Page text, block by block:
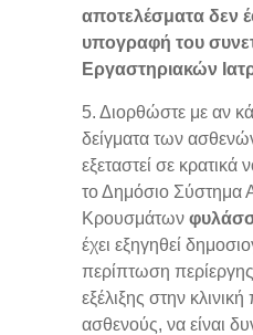
αποτελέσματα δεν
υπογραφή του
Εργαστηριακών
5. Διορθώστε με αν
δείγματα των
εξεταστεί σε
το Δημόσιο Σύστημα
Κρουσμάτων
έχει εξηγηθεί
περίπτωση
εξέλιξης στην
ασθενούς, να είναι